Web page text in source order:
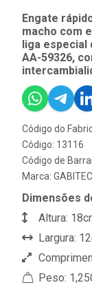
Engate
macho com
liga especial
AA-59326,
Código do
Código: 13116
Código de
Marca: GABITEC
Dimensões
Altura:
Largura:
Peso: